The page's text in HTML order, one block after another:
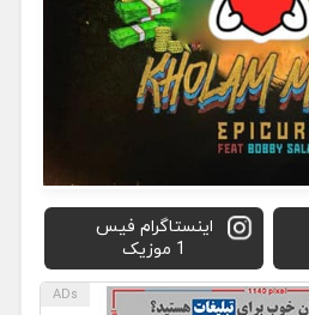
اینستاگرام فیس
1 موزیک